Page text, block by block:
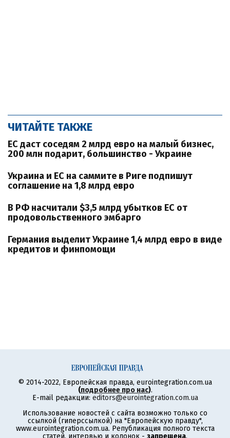
ЧИТАЙТЕ ТАКЖЕ
ЕС даст соседям 2 млрд евро на малый бизнес,
200 млн подарит, большинство - Украине
Украина и ЕС на саммите в Риге подпишут
соглашение на 1,8 млрд евро
В РФ насчитали $3,5 млрд убытков ЕС от
продовольственного эмбарго
Германия выделит Украине 1,4 млрд евро в виде
кредитов и финпомощи
© 2014-2022, Европейская правда, eurointegration.com.ua
(подробнее про нас).
E-mail редакции: editors@eurointegration.com.ua
Использование новостей с сайта возможно только со
ссылкой (гиперссылкой) на "Европейскую правду",
www.eurointegration.com.ua. Републикация полного текста
статей, интервью и колонок - запрещена.